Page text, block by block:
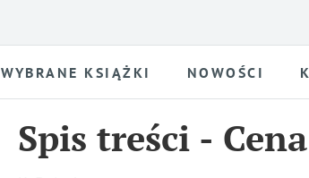
WYBRANE KSIĄŻKI NOWOŚCI
Spis treści -